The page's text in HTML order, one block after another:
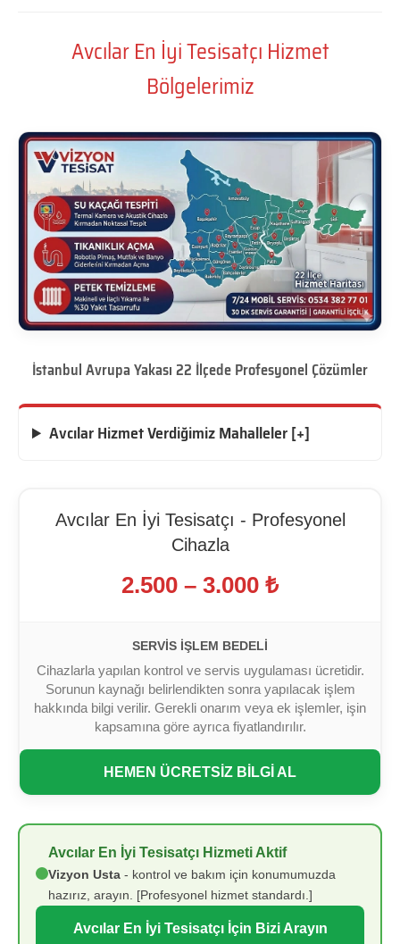
Avcılar En İyi Tesisatçı Hizmet
Bölgelerimiz
İstanbul Avrupa Yakası 22 İlçede Profesyonel Çözümler
Avcılar Hizmet Verdiğimiz Mahalleler [+]
Avcılar En İyi Tesisatçı - Profesyonel
Cihazla
2.500 – 3.000 ₺
SERVIS İŞLEM BEDELI
Cihazlarla yapılan kontrol ve servis uygulaması ücretidir.
Sorunun kaynağı belirlendikten sonra yapılacak işlem
hakkında bilgi verilir. Gerekli onarım veya ek işlemler, işin
kapsamına göre ayrıca fiyatlandırılır.
HEMEN ÜCRETSİZ BİLGİ AL
Avcılar En İyi Tesisatçı Hizmeti Aktif
Vizyon Usta - kontrol ve bakım için konumumuzda
hazırız, arayın. [Profesyonel hizmet standardı.]
Avcılar En İyi Tesisatçı İçin Bizi Arayın